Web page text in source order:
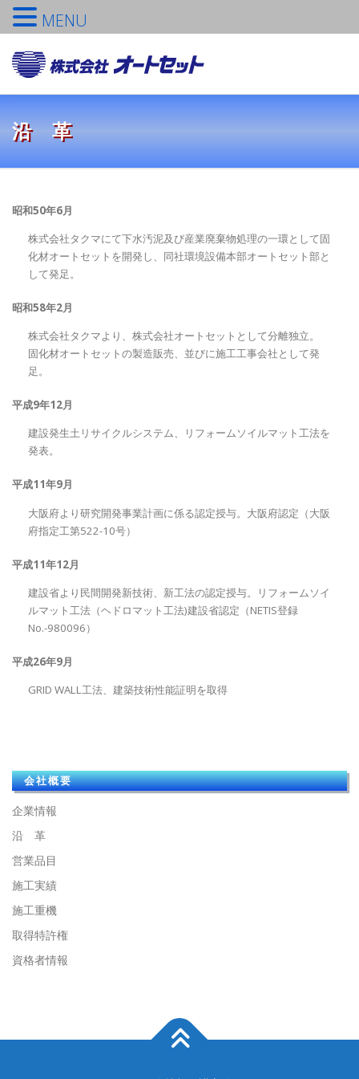
ン
キ
TOPへ
お問い合わせ
沿 革
昭和50年6月
株式会社タクマにて下水汚泥及び産業廃棄物処理の一環として固
化材オートセットを開発し、同社環境設備本部オートセット部と
して発足。
昭和58年2月
株式会社タクマより、株式会社オートセットとして分離独立。
固化材オートセットの製造販売、並びに施工工事会社として発
足。
平成9年12月
建設発生土リサイクルシステム、リフォームソイルマット工法を
発表。
平成11年9月
大阪府より研究開発事業計画に係る認定授与。大阪府認定（大阪
府指定工第522-10号）
平成11年12月
建設省より民間開発新技術、新工法の認定授与。リフォームソイ
ルマット工法（ヘドロマット工法)建設省認定（NETIS登録
No.-980096）
平成26年9月
GRID WALL工法、建築技術性能証明を取得
会社概要
企業情報
沿 革
営業品目
施工実績
施工重機
取得特許権
資格者情報
MENU